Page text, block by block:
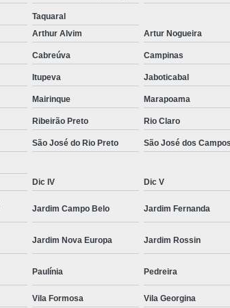
Moda Masculina Loja
Moda
Moda Casual Masculina
Moda
Moda Masculina Camisa
Moda Masculina
Moda Masculina Inverno
Moda
Moda Social Masculina
Roupas
Roupas Masculinas
Roupas
Roupas Masculinas Estilosas
Roupas Masculinas Plus Size
Roupas
Taquaral
Arthur Alvim Artur Nogueira
Cabreúva Campinas
Itupeva Jaboticabal
Mairinque Marapoama
Ribeirão Preto Rio Claro
São José do Rio Preto São José dos Campos
Dic IV Dic V
Jardim Campo Belo Jardim Fernanda
Jardim Nova Europa Jardim Rossin
Paulínia Pedreira
Vila Formosa Vila Georgina